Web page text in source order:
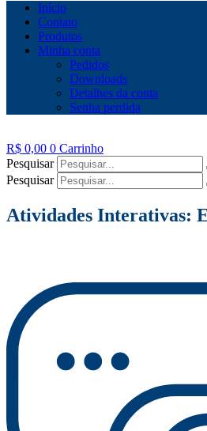
Início
Contato
Produtos
Minha conta
Pedidos
Downloads
Detalhes da conta
Senha perdida
R$ 0,00 0 Carrinho
Pesquisar
Pesquisar
Atividades Interativas: